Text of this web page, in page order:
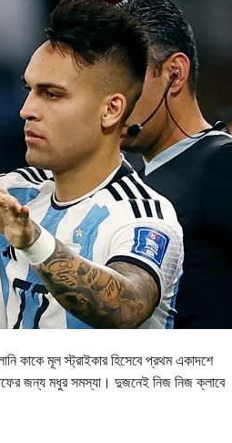
কাকে মূল স্ট্রাইকার হিসেবে প্রথম একাদশে
জন্য মধুর সমস্যা। দুজনেই নিজ নিজ ক্লাবে